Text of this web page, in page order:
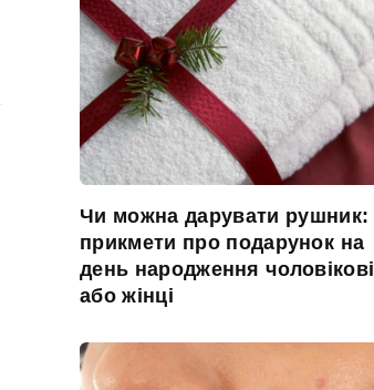
Чи можна дарувати рушник:
прикмети про подарунок на
день народження чоловікові
або жінці